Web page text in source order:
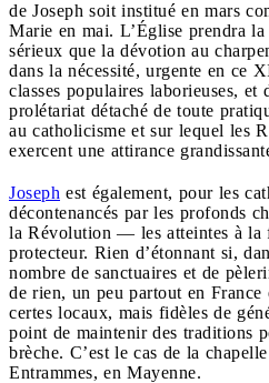
de Joseph soit institué en mars
Marie en mai. L’Église prendra la
sérieux que la dévotion au
dans la nécessité, urgente en ce
classes populaires laborieuses, et
prolétariat détaché de toute
au catholicisme et sur lequel les
exercent une attirance
Joseph est également, pour les
décontenancés par les profonds
la Révolution — les atteintes à
protecteur. Rien d’étonnant si,
nombre de sanctuaires et de
de rien, un peu partout en France
certes locaux, mais fidèles de
point de maintenir des traditions
brèche. C’est le cas de la
Entrammes, en Mayenne.